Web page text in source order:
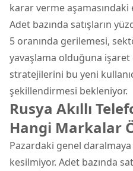
karar verme
Adet bazında satışların
5 oranında gerilemesi,
yavaşlama olduğuna
stratejilerini bu yeni
şekillendirmesi bekleniyor.
Rusya Akıllı
Hangi Markalar
Pazardaki genel
kesilmiyor. Adet bazında